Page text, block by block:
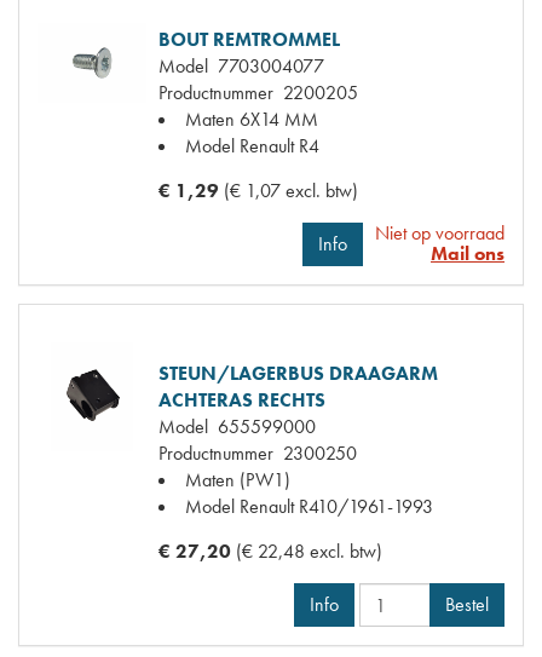
BOUT REMTROMMEL
Model 7703004077
Productnummer 2200205
Maten 6X14 MM
Model Renault R4
€ 1,29 (€ 1,07 excl. btw)
Info
Niet op voorraad
Mail ons
STEUN/LAGERBUS DRAAGARM
ACHTERAS RECHTS
Model 655599000
Productnummer 2300250
Maten (PW1)
Model Renault R410/1961-1993
€ 27,20 (€ 22,48 excl. btw)
Info Bestel